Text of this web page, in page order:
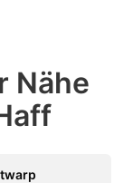
Nähe